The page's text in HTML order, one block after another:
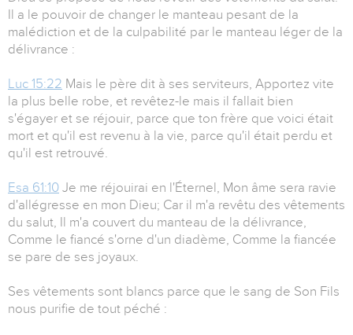
Il a le pouvoir de changer le manteau pesant de la
malédiction et de la culpabilité par le manteau léger de la
délivrance :
Luc 15:22 Mais le père dit à ses serviteurs, Apportez vite
la plus belle robe, et revêtez-le mais il fallait bien
s'égayer et se réjouir, parce que ton frère que voici était
mort et qu'il est revenu à la vie, parce qu'il était perdu et
qu'il est retrouvé.
Esa 61:10 Je me réjouirai en l'Éternel, Mon âme sera ravie
d'allégresse en mon Dieu; Car il m'a revêtu des vêtements
du salut, Il m'a couvert du manteau de la délivrance,
Comme le fiancé s'orne d'un diadème, Comme la fiancée
se pare de ses joyaux.
Ses vêtements sont blancs parce que le sang de Son Fils
nous purifie de tout péché :